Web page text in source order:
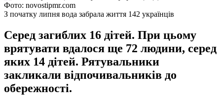
Фото: novostipmr.com
З початку липня вода забрала життя 142 українців
Серед загиблих 16 дітей. При цьому
врятувати вдалося ще 72 людини, серед
яких 14 дітей. Рятувальники
закликали відпочивальників до
обережності.